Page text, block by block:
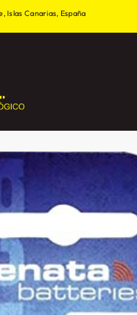
Islas Canarias, España